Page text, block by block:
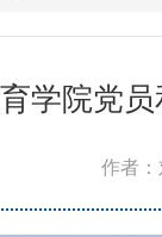
学院党
作者